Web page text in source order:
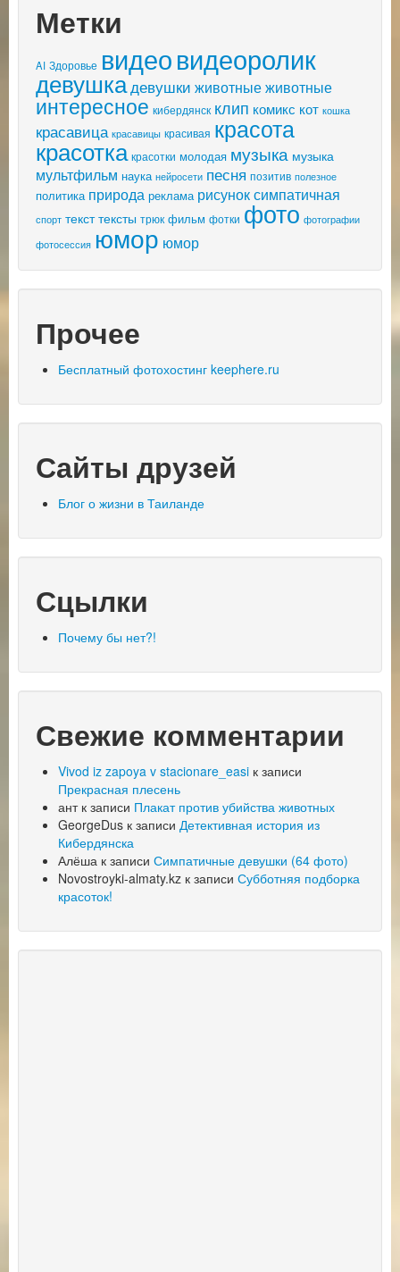
Метки
AI Здоровье видеовидеоролик
девушка девушки животныеживотные
интересное кибердянск клип комикс кот кошка
красавица красавицы красивая красота
красотка красотки молодая музыка музыка
мультфильм наука нейросети песня позитив полезное
политика природа реклама рисуноксимпатичная
спорт текст тексты трюк фильм фотки фото фотографии
фотосессия юмор юмор
Прочее
Бесплатный фотохостинг keephere.ru
Сайты друзей
Блог о жизни в Таиланде
Сцылки
Почему бы нет?!
Свежие комментарии
Vivod iz zapoya v stacionare_easi к записи
Прекрасная плесень
антк записи Плакат против убийства животных
GeorgeDus к записи Детективная история из
Кибердянска
Алёша к записи Симпатичные девушки (64 фото)
Novostroyki-almaty.kz к записи Субботняя подборка
красоток!